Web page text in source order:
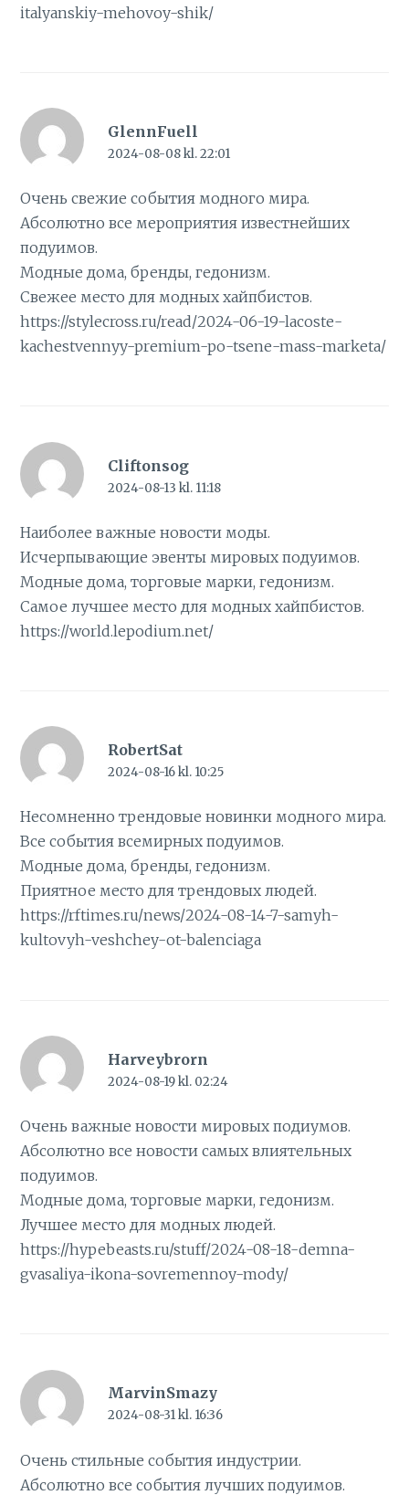
italyanskiy-mehovoy-shik/
GlennFuell
2024-08-08 kl. 22:01
Очень свежие события модного мира.
Абсолютно все мероприятия известнейших
подуимов.
Модные дома, бренды, гедонизм.
Свежее место для модных хайпбистов.
https://stylecross.ru/read/2024-06-19-lacoste-
kachestvennyy-premium-po-tsene-mass-marketa/
Cliftonsog
2024-08-13 kl. 11:18
Наиболее важные новости моды.
Исчерпывающие эвенты мировых подуимов.
Модные дома, торговые марки, гедонизм.
Самое лучшее место для модных хайпбистов.
https://world.lepodium.net/
RobertSat
2024-08-16 kl. 10:25
Несомненно трендовые новинки модного мира.
Все события всемирных подуимов.
Модные дома, бренды, гедонизм.
Приятное место для трендовых людей.
https://rftimes.ru/news/2024-08-14-7-samyh-
kultovyh-veshchey-ot-balenciaga
Harveybrorn
2024-08-19 kl. 02:24
Очень важные новости мировых подиумов.
Абсолютно все новости самых влиятельных
подуимов.
Модные дома, торговые марки, гедонизм.
Лучшее место для модных людей.
https://hypebeasts.ru/stuff/2024-08-18-demna-
gvasaliya-ikona-sovremennoy-mody/
MarvinSmazy
2024-08-31 kl. 16:36
Очень стильные события индустрии.
Абсолютно все события лучших подуимов.